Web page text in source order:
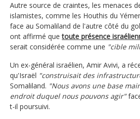
Autre source de craintes, les menaces
islamistes, comme les Houthis du
face au Somaliland de l'autre côté du
ont affirmé quetoute présence
serait considérée comme une "cible
Un ex-général israélien, Amir Avivi, a
qu'Israël "construisait des
Somaliland. "Nous avons une base
endroit duquel nous pouvons agir"
t-il poursuivi.